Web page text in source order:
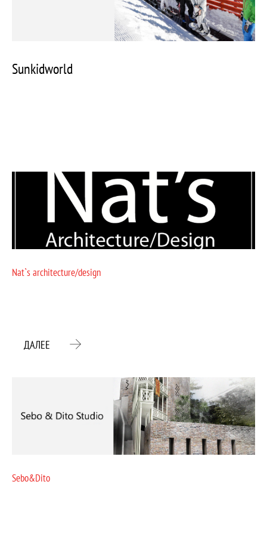
КОНТАКТ
Sunkidworld
Nat`s architecture/design
ДАЛЕЕ
Sebo&Dito